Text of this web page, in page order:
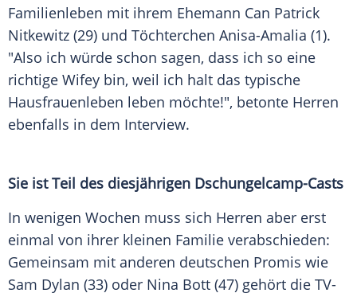
Familienleben mit ihrem Ehemann Can Patrick
Nitkewitz (29) und Töchterchen Anisa-Amalia (1).
"Also ich würde schon sagen, dass ich so eine
richtige Wifey bin, weil ich halt das typische
Hausfrauenleben leben möchte!", betonte Herren
ebenfalls in dem Interview.
Sie ist Teil des diesjährigen Dschungelcamp-Casts
In wenigen Wochen muss sich Herren aber erst
einmal von ihrer kleinen Familie verabschieden:
Gemeinsam mit anderen deutschen Promis wie
Sam Dylan (33) oder Nina Bott (47) gehört die TV-